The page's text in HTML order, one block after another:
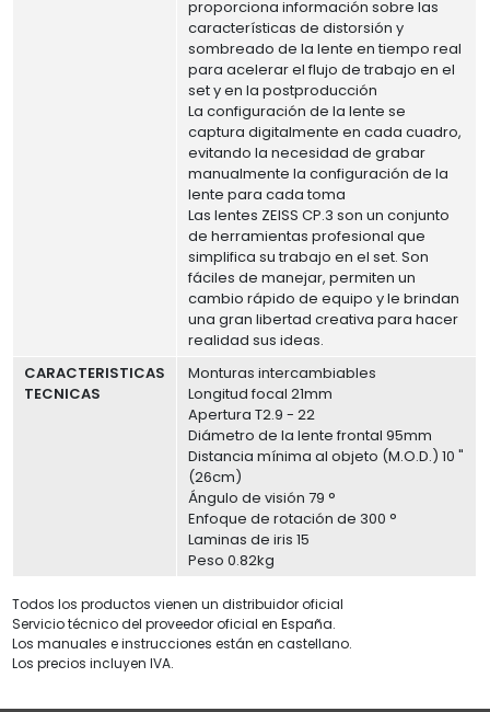
proporciona información sobre las
características de distorsión y
sombreado de la lente en tiempo real
para acelerar el flujo de trabajo en el
set y en la postproducción
La configuración de la lente se
captura digitalmente en cada cuadro,
evitando la necesidad de grabar
manualmente la configuración de la
lente para cada toma
Las lentes ZEISS CP.3 son un conjunto
de herramientas profesional que
simplifica su trabajo en el set. Son
fáciles de manejar, permiten un
cambio rápido de equipo y le brindan
una gran libertad creativa para hacer
realidad sus ideas.
CARACTERISTICAS
TECNICAS
Monturas intercambiables
Longitud focal 21mm
Apertura T2.9 - 22
Diámetro de la lente frontal 95mm
Distancia mínima al objeto (M.O.D.) 10 "
(26cm)
Ángulo de visión 79 °
Enfoque de rotación de 300 °
Laminas de iris 15
Peso 0.82kg
Todos los productos vienen un distribuidor oficial
Servicio técnico del proveedor oficial en España.
Los manuales e instrucciones están en castellano.
Los precios incluyen IVA.